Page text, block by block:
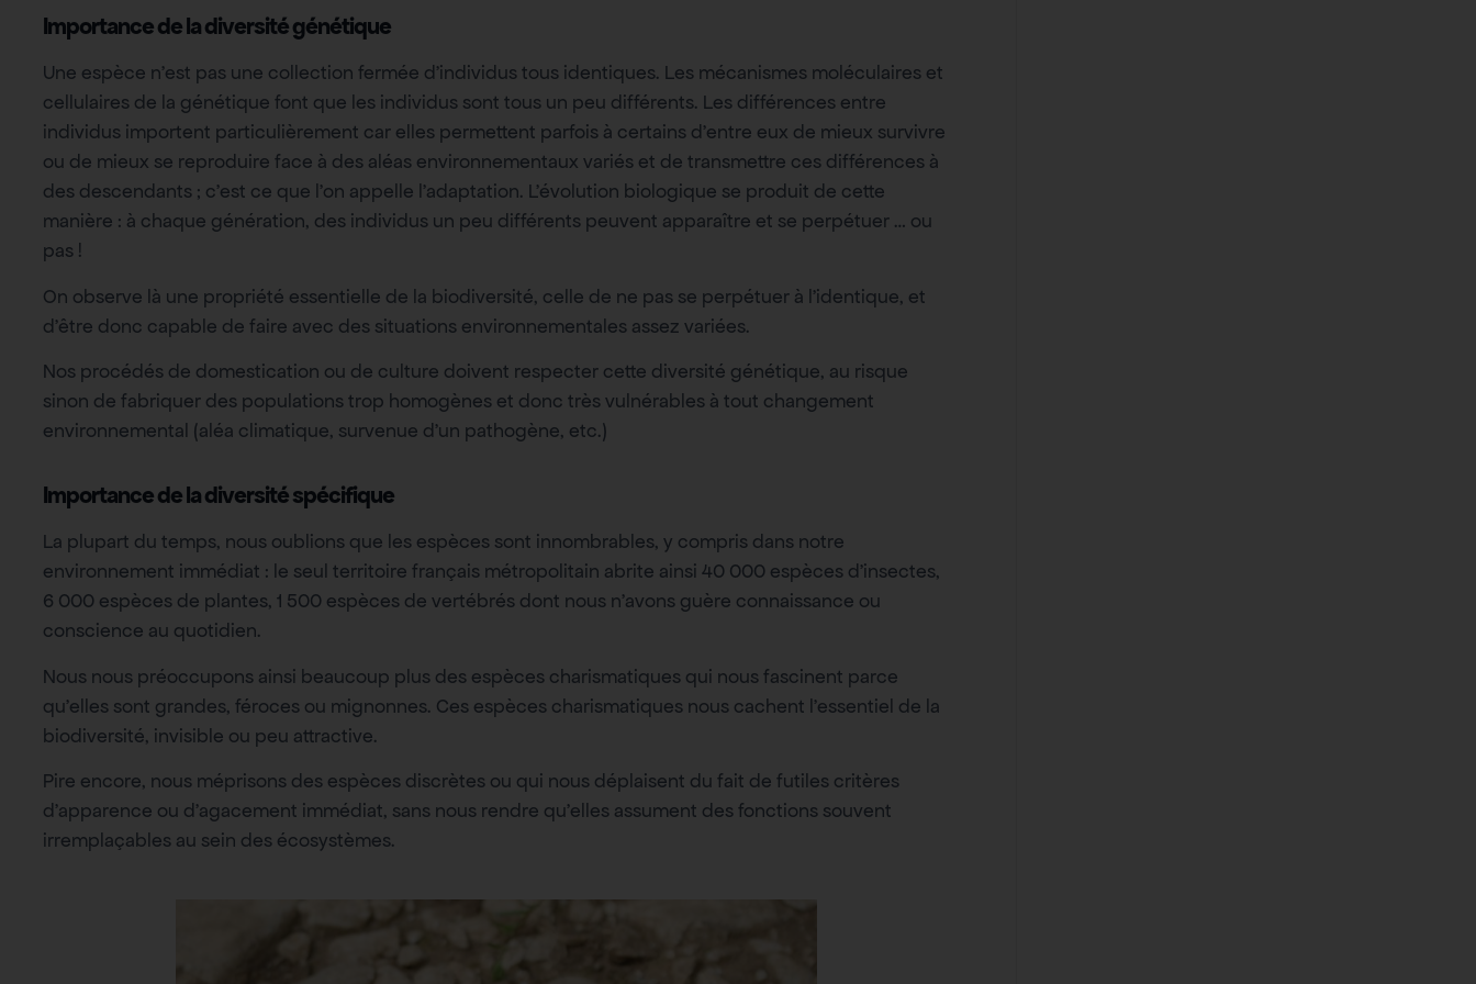
Importance de la diversité génétique
Une espèce n’est pas une collection fermée d’individus tous identiques. Les mécanismes moléculaires et
cellulaires de la génétique font que les individus sont tous un peu différents. Les différences entre
individus importent particulièrement car elles permettent parfois à certains d’entre eux de mieux survivre
ou de mieux se reproduire face à des aléas environnementaux variés et de transmettre ces différences à
des descendants ; c’est ce que l’on appelle l’adaptation. L’évolution biologique se produit de cette
manière : à chaque génération, des individus un peu différents peuvent apparaître et se perpétuer … ou
pas !
On observe là une propriété essentielle de la biodiversité, celle de ne pas se perpétuer à l’identique, et
d’être donc capable de faire avec des situations environnementales assez variées.
Nos procédés de domestication ou de culture doivent respecter cette diversité génétique, au risque
sinon de fabriquer des populations trop homogènes et donc très vulnérables à tout changement
environnemental (aléa climatique, survenue d’un pathogène, etc.)
Importance de la diversité spécifique
La plupart du temps, nous oublions que les espèces sont innombrables, y compris dans notre
environnement immédiat : le seul territoire français métropolitain abrite ainsi 40 000 espèces d’insectes,
6 000 espèces de plantes, 1 500 espèces de vertébrés dont nous n’avons guère connaissance ou
conscience au quotidien.
Nous nous préoccupons ainsi beaucoup plus des espèces charismatiques qui nous fascinent parce
qu’elles sont grandes, féroces ou mignonnes. Ces espèces charismatiques nous cachent l’essentiel de la
biodiversité, invisible ou peu attractive.
Pire encore, nous méprisons des espèces discrètes ou qui nous déplaisent du fait de futiles critères
d’apparence ou d’agacement immédiat, sans nous rendre qu’elles assument des fonctions souvent
irremplaçables au sein des écosystèmes.